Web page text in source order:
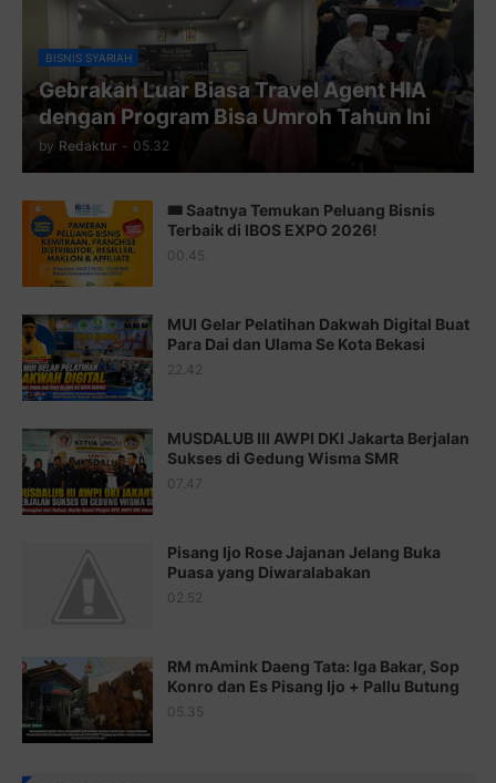
Juz 9 ⇨ http://j.mp/2byr1bu
Juz 10 ⇨http://j.mp/2bHfyUH
Juz 11 ⇨http://j.mp/2bHf80y
Juz 13 ⇨http://j.mp/2bFTiKQ
Juz 14 ⇨http://j.mp/2b8SUTA
Juz 15 ⇨http://j.mp/2bFRQIM
Juz 17 ⇨http://j.mp/2brHsFz
Juz 18 ⇨http://j.mp/2b8SCfc
Juz 19 ⇨http://j.mp/2bFSq95
Juz 20 ⇨http://j.mp/2brI1zc
Juz 21 ⇨http://j.mp/2b8VcBO
http://j.mp/2bFRxNP
http://j.mp/2brItxm
Juz 25 ⇨http://j.mp/2brImlf
Juz 26 ⇨http://j.mp/2bFRHF2
BISNIS SYARIAH
Gebrakan Luar Biasa Travel Agent HIA
dengan Program Bisa Umroh Tahun Ini
by Redaktur - 05.32
🎟️ Saatnya Temukan Peluang Bisnis
Terbaik di IBOS EXPO 2026!
00.45
MUI Gelar Pelatihan Dakwah Digital Buat
Para Dai dan Ulama Se Kota Bekasi
22.42
MUSDALUB III AWPI DKI Jakarta Berjalan
Sukses di Gedung Wisma SMR
07.47
Pisang Ijo Rose Jajanan Jelang Buka
Puasa yang Diwaralabakan
02.52
RM mAmink Daeng Tata: Iga Bakar, Sop
Konro dan Es Pisang Ijo + Pallu Butung
05.35